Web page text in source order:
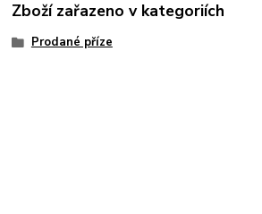
Zboží zařazeno v kategoriích
Prodané příze